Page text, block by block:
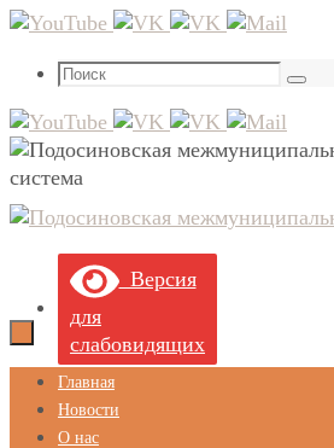
Перейти
содержимому
Что
Поиск
Версия
для
слабовидящих
Перейти
содержимому
Главная
Новости
О нас